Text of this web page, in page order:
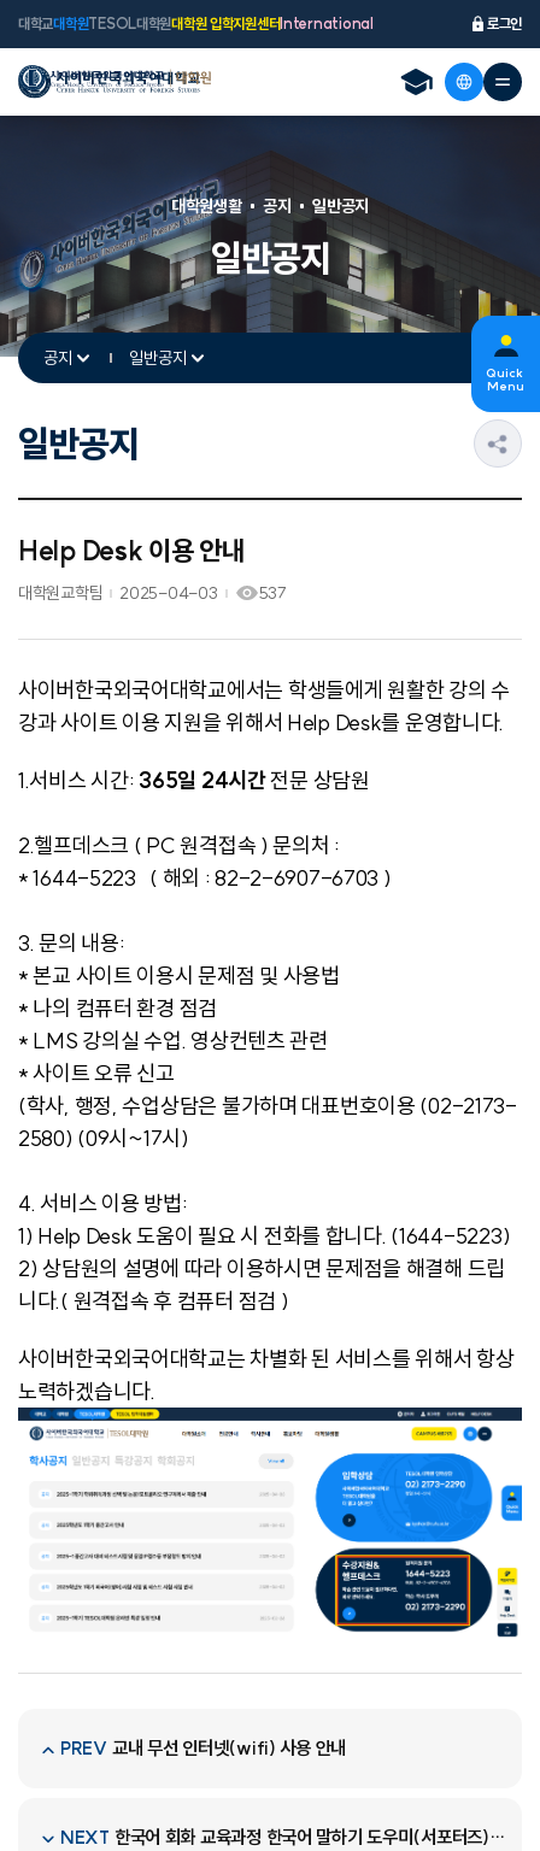
대학교대학원TESOL대학원대학원 입학지원센터 International 로그인
일반공지
대학원생활 공지 일반공지
공지 일반공지
일반공지
Help Desk 이용 안내
대학원교학팀 2025-04-03 537
사이버한국외국어대학교에서는 학생들에게 원활한 강의 수
강과 사이트 이용 지원을 위해서 Help Desk를 운영합니다.
1.서비스 시간: 365일 24시간전문 상담원
2.헬프데스크 ( PC 원격접속 ) 문의처 :
* 1644-5223 ( 해외 : 82-2-6907-6703 )
3. 문의 내용:
* 본교 사이트 이용시 문제점 및 사용법
* 나의 컴퓨터 환경 점검
* LMS 강의실 수업. 영상컨텐츠 관련
* 사이트 오류 신고
(학사, 행정, 수업상담은 불가하며 대표번호이용 (02-2173-
2580) (09시~17시)
4. 서비스 이용 방법:
1) Help Desk 도움이 필요 시 전화를 합니다. (1644-5223)
2) 상담원의 설명에 따라 이용하시면 문제점을 해결해 드립
니다.( 원격접속 후 컴퓨터 점검 )
사이버한국외국어대학교는 차별화 된 서비스를 위해서 항상
노력하겠습니다.
PREV 교내 무선 인터넷(wifi) 사용 안내
NEXT 한국어 회화 교육과정 한국어 말하기 도우미(서포터즈) 모집
Quick
Menu